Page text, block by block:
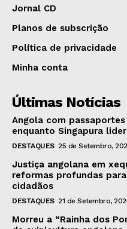
Jornal CD
Planos de subscrição
Política de privacidade
Minha conta
Últimas Notícias
Angola com
enquanto Singapura
DESTAQUES 25 de Setembro,
Justiça angolana em
reformas profundas
cidadãos
DESTAQUES 21 de Setembro,
Morreu a “Rainha dos